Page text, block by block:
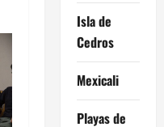
Isla de
Cedros
Mexicali
Playas de